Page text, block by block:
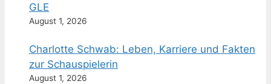
GLE
August 1, 2026
Charlotte Schwab: Leben, Karriere und Fakten
zur Schauspielerin
August 1, 2026